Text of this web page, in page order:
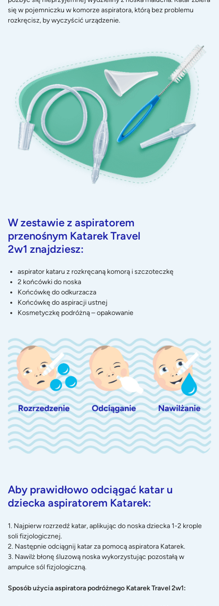
się w pojemniczku w komorze aspiratora, którą bez problemu
rozkręcisz, by wyczyścić urządzenie.
W zestawie z aspiratorem
przenośnym Katarek Travel
2w1 znajdziesz:
aspirator kataru z rozkręcaną komorą i szczoteczkę
2 końcówki do noska
Końcówkę do odkurzacza
Końcówkę do aspiracji ustnej
Kosmetyczkę podróżną – opakowanie
Aby prawidłowo odciągać katar u
dziecka aspiratorem Katarek:
1. Najpierw rozrzedź katar, aplikując do noska dziecka 1-2 krople
soli fizjologicznej.
2. Następnie odciągnij katar za pomocą aspiratora Katarek.
3. Nawilż błonę śluzową noska wykorzystując pozostałą w
ampułce sól fizjologiczną.
Sposób użycia aspiratora podróżnego Katarek Travel 2w1: